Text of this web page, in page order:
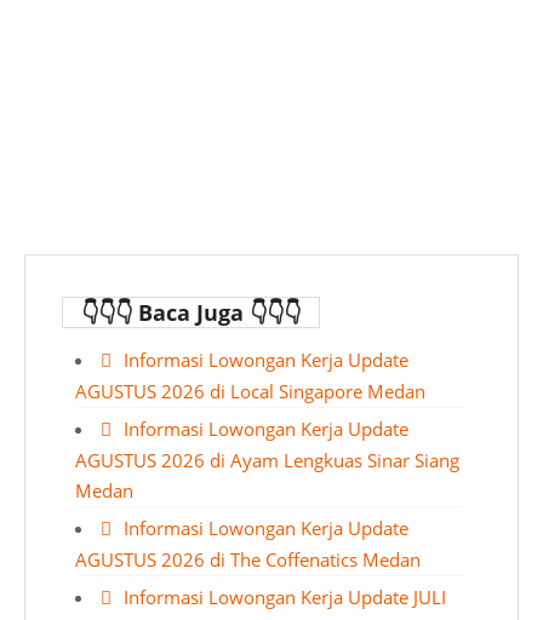
👇👇👇 Baca Juga 👇👇👇
Informasi Lowongan Kerja Update
AGUSTUS 2026 di Local Singapore Medan
Informasi Lowongan Kerja Update
AGUSTUS 2026 di Ayam Lengkuas Sinar Siang
Medan
Informasi Lowongan Kerja Update
AGUSTUS 2026 di The Coffenatics Medan
Informasi Lowongan Kerja Update JULI